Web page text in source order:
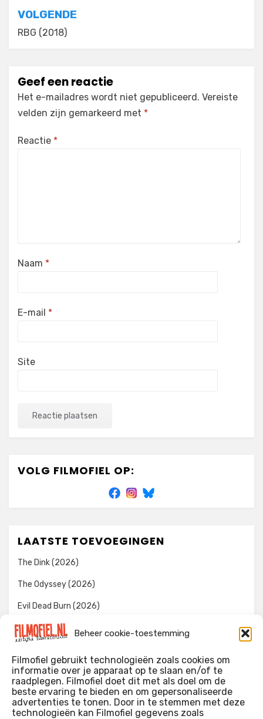
Beheer cookie-toestemming
Filmofiel gebruikt technologieën zoals cookies om
informatie over je apparaat op te slaan en/of te
raadplegen. Filmofiel doet dit met als doel om de
beste ervaring te bieden en om gepersonaliseerde
advertenties te tonen. Door in te stemmen met deze
technologieën kan Filmofiel gegevens zoals
VOLGENDE
RBG (2018)
Geef een reactie
Het e-mailadres wordt niet gepubliceerd. Vereiste
velden zijn gemarkeerd met *
Reactie *
Naam *
E-mail *
Site
VOLG FILMOFIEL OP:
LAATSTE TOEVOEGINGEN
The Dink (2026)
The Odyssey (2026)
Evil Dead Burn (2026)
The Invite (2026)
WIE IK BEN…?